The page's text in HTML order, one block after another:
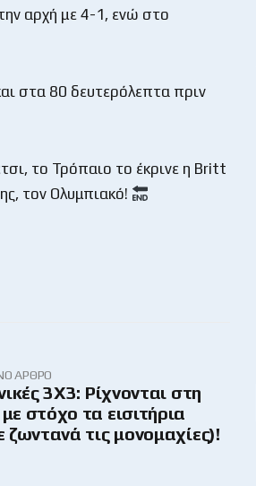
αρχή με 4-1, ενώ στο
στα 80 δευτερόλεπτα πριν
το Τρόπαιο το έκρινε η Britt
τον Ολυμπιακό!
ΆΡΘΡΟ
3Χ3: Ρίχνονται στη
στόχο τα εισιτήρια
ζωντανά τις μονομαχίες)!